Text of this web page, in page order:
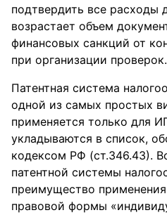
подтвердить все расходы
возрастает объем
финансовых санкций от
при организации проверок.
Патентная система
одной из самых простых
применяется только для
укладываются в список,
кодексом РФ (ст.346.43).
патентной системы
преимущество
правовой формы